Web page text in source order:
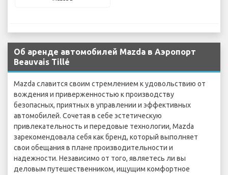
Об аренде автомобилей Mazda в Аэропорт
Beauvais Tillé
Mazda славится своим стремлением к удовольствию от
вождения и приверженностью к производству
безопасных, приятных в управлении и эффективных
автомобилей. Сочетая в себе эстетическую
привлекательность и передовые технологии, Mazda
зарекомендовала себя как бренд, который выполняет
свои обещания в плане производительности и
надежности. Независимо от того, являетесь ли вы
деловым путешественником, ищущим комфортное